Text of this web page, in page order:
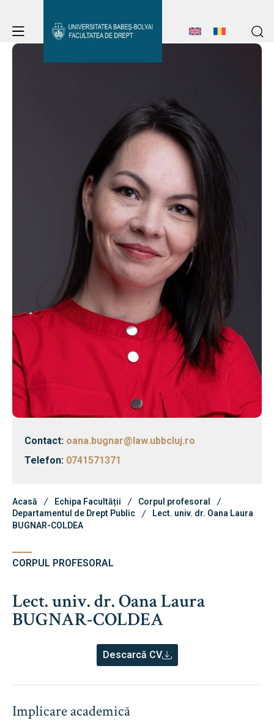
Avizier Studenți
Admitere
Erasmus & Internațional
Despre Facultate
Știri
Echipa Facultății
Bibliotecă & Reviste
Contact
Erasmus & Internațional
Despre Facultate
Echipa Facultății
Bibliotecă & Reviste
Contact
Contact: oana.bugnar@law.ubbcluj.ro
Telefon: 0741571371
Acasă Echipa Facultății
Corpul profesoral
Departamentul de Drept Public
Lect. univ. dr. Oana Laura
BUGNAR-COLDEA
CORPUL PROFESORAL
Lect. univ. dr. Oana Laura
BUGNAR-COLDEA
Descarcă CV
Implicare academică